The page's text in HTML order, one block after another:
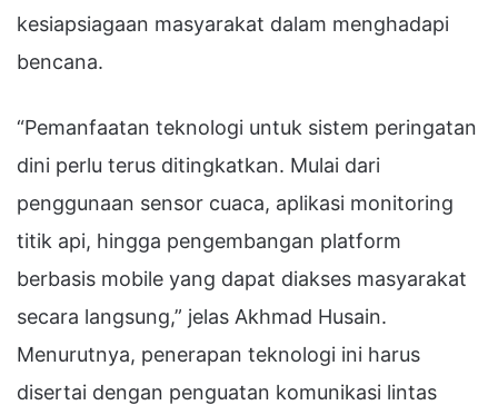
kesiapsiagaan masyarakat dalam menghadapi
bencana.
“Pemanfaatan teknologi untuk sistem peringatan
dini perlu terus ditingkatkan. Mulai dari
penggunaan sensor cuaca, aplikasi monitoring
titik api, hingga pengembangan platform
berbasis mobile yang dapat diakses masyarakat
secara langsung,” jelas Akhmad Husain.
Menurutnya, penerapan teknologi ini harus
disertai dengan penguatan komunikasi lintas